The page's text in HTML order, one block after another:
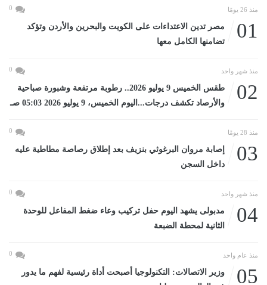
منذ 26 يومًا 0
01
مصر تدين الاعتداءات على الكويت والبحرين والأردن وتؤكد
تضامنها الكامل معها
منذ شهر واحد 0
02
طقس الخميس 9 يوليو 2026.. رطوبة مرتفعة وشبورة صباحية
والأرصاد تكشف درجات...اليوم الخميس، 9 يوليو 2026 05:03 صـ
منذ 28 يومًا 0
03
إصابة مروان البرغوثي بنزيف بعد إطلاق رصاصة مطاطية عليه
داخل السجن
منذ شهر واحد 0
04
مدبولى يشهد اليوم حفل تركيب وعاء ضغط المفاعل للوحدة
الثانية لمحطة الضبعة
منذ عام واحد 0
05
وزير الاتصالات: التكنولوجيا أصبحت أداة رئيسية لفهم ما يدور